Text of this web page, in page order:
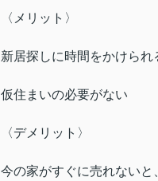
〈メリット〉
新居探しに時間をかけられ
仮住まいの必要がない
〈デメリット〉
今の家がすぐに売れない